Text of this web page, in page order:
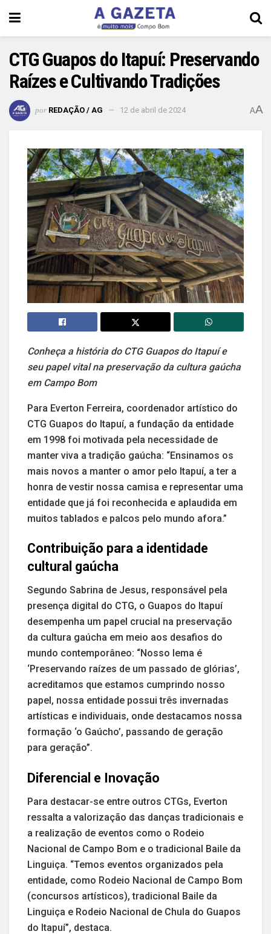
CTG Guapos do Itapuí: Preservando
Raízes e Cultivando Tradições
por REDAÇÃO / AG 12 de abril de 2024 AA
Conheça a história do CTG Guapos do Itapuí e
seu papel vital na preservação da cultura gaúcha
em Campo Bom
Para Everton Ferreira, coordenador artístico do
CTG Guapos do Itapuí, a fundação da entidade
em 1998 foi motivada pela necessidade de
manter viva a tradição gaúcha: “Ensinamos os
mais novos a manter o amor pelo Itapuí, a ter a
honra de vestir nossa camisa e representar uma
entidade que já foi reconhecida e aplaudida em
muitos tablados e palcos pelo mundo afora.”
Contribuição para a identidade
cultural gaúcha
Segundo Sabrina de Jesus, responsável pela
presença digital do CTG, o Guapos do Itapuí
desempenha um papel crucial na preservação
da cultura gaúcha em meio aos desafios do
mundo contemporâneo: “Nosso lema é
‘Preservando raízes de um passado de glórias’,
acreditamos que estamos cumprindo nosso
papel, nossa entidade possui três invernadas
artísticas e individuais, onde destacamos nossa
formação ‘o Gaúcho’, passando de geração
para geração”.
Diferencial e Inovação
Para destacar-se entre outros CTGs, Everton
ressalta a valorização das danças tradicionais e
a realização de eventos como o Rodeio
Nacional de Campo Bom e o tradicional Baile da
Linguiça. “Temos eventos organizados pela
entidade, como Rodeio Nacional de Campo Bom
(concursos artísticos), tradicional Baile da
Linguiça e Rodeio Nacional de Chula do Guapos
do Itapuí”, destaca.